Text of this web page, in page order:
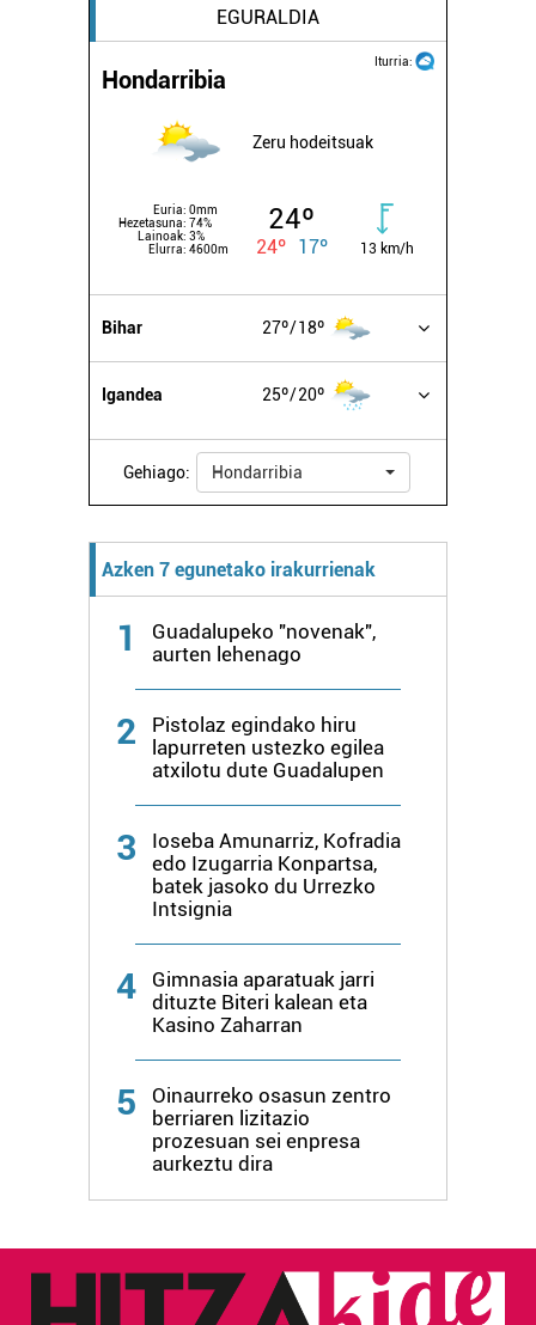
EGURALDIA
Iturria:
Hondarribia
Zeru hodeitsuak
Euria: 0mm
Hezetasuna: 74%
Lainoak: 3%
Elurra: 4600m
24º
24º 17º 13 km/h
Bihar 27º 18º
Igandea 25º 20º
Gehiago: Hondarribia
Azken 7 egunetako irakurrienak
1
Guadalupeko "novenak",
aurten lehenago
2
Pistolaz egindako hiru
lapurreten ustezko egilea
atxilotu dute Guadalupen
3
Ioseba Amunarriz, Kofradia
edo Izugarria Konpartsa,
batek jasoko du Urrezko
Intsignia
4
Gimnasia aparatuak jarri
dituzte Biteri kalean eta
Kasino Zaharran
5
Oinaurreko osasun zentro
berriaren lizitazio
prozesuan sei enpresa
aurkeztu dira